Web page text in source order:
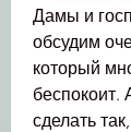
Дамы и
обсудим
который
сделать